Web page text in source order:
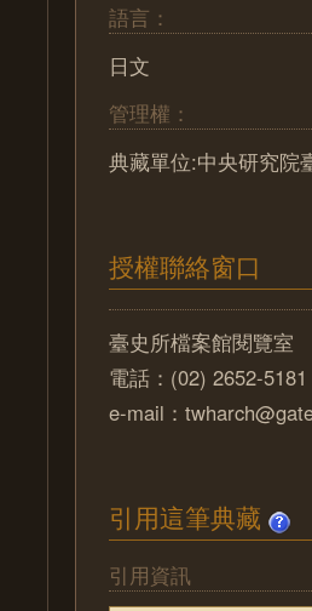
語言：
日文
管理權：
典藏單位:中央研究院
授權聯絡窗口
臺史所檔案館閱覽室
電話：(02) 2652-5181
e-mail：
引用這筆典藏
引用資訊